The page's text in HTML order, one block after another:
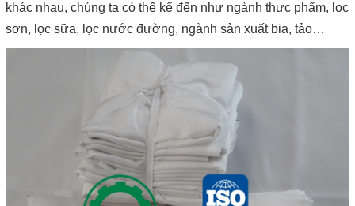
khác nhau, chúng ta có thể kể đến như ngành thực phẩm, lọc
sơn, lọc sữa, lọc nước đường, ngành sản xuất bia, tảo…